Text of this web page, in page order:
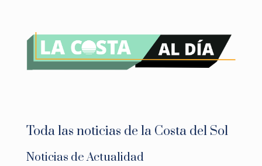
Toda las noticias de la Costa del Sol
Noticias de Actualidad